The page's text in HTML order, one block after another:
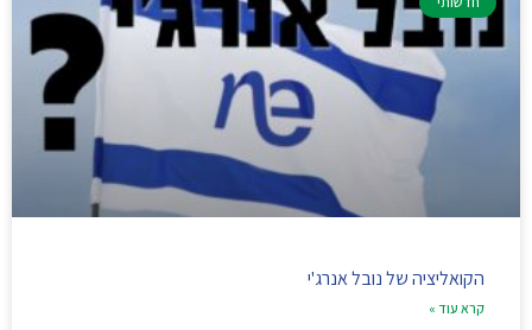
הקואליציה של נובל אנרג'י
קרא עוד »